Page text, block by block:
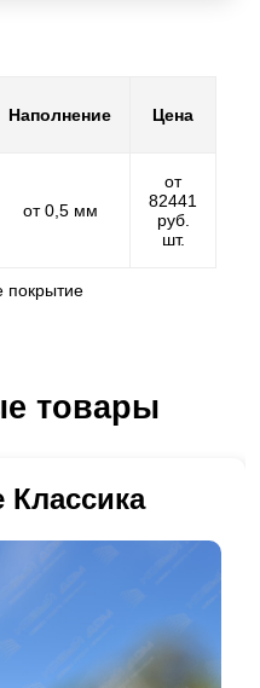
Наполнение Цена
от 0,5 мм
от
82441
руб.
шт.
товары
Классика